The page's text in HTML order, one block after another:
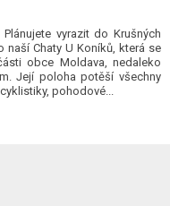
vyrazit do Krušných
naší Chaty U Koníků, která se
obce Moldava, nedaleko
Její poloha potěší všechny
pohodové...